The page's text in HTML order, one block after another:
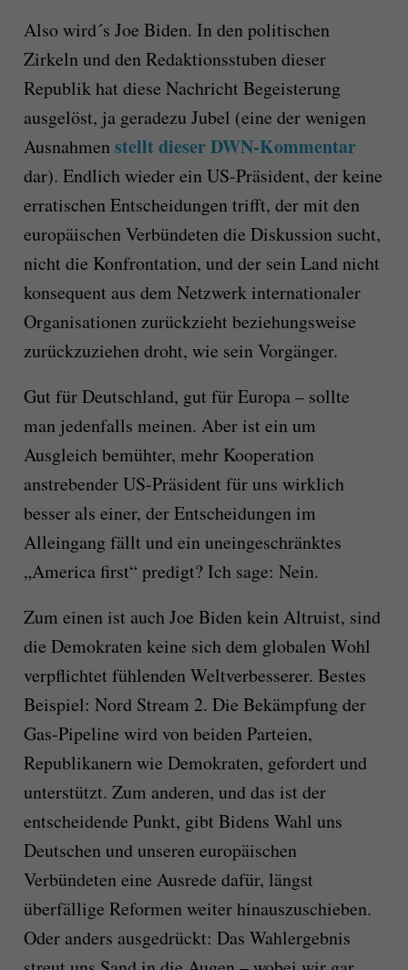
Also wird´s Joe Biden. In den politischen
Zirkeln und den Redaktionsstuben dieser
Republik hat diese Nachricht Begeisterung
ausgelöst, ja geradezu Jubel (eine der wenigen
Ausnahmenstellt dieser DWN-Kommentar
dar). Endlich wieder ein US-Präsident, der keine
erratischen Entscheidungen trifft, der mit den
europäischen Verbündeten die Diskussion sucht,
nicht die Konfrontation, und der sein Land nicht
konsequent aus dem Netzwerk internationaler
Organisationen zurückzieht beziehungsweise
zurückzuziehen droht, wie sein Vorgänger.
Gut für Deutschland, gut für Europa – sollte
man jedenfalls meinen. Aber ist ein um
Ausgleich bemühter, mehr Kooperation
anstrebender US-Präsident für uns wirklich
besser als einer, der Entscheidungen im
Alleingang fällt und ein uneingeschränktes
„America first“ predigt? Ich sage: Nein.
Zum einen ist auch Joe Biden kein Altruist, sind
die Demokraten keine sich dem globalen Wohl
verpflichtet fühlenden Weltverbesserer. Bestes
Beispiel: Nord Stream 2. Die Bekämpfung der
Gas-Pipeline wird von beiden Parteien,
Republikanern wie Demokraten, gefordert und
unterstützt. Zum anderen, und das ist der
entscheidende Punkt, gibt Bidens Wahl uns
Deutschen und unseren europäischen
Verbündeten eine Ausrede dafür, längst
überfällige Reformen weiter hinauszuschieben.
Oder anders ausgedrückt: Das Wahlergebnis